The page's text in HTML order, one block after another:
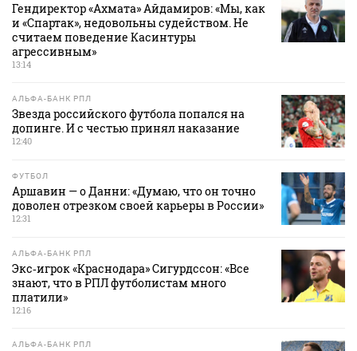
Гендиректор «Ахмата» Айдамиров: «Мы, как
и «Спартак», недовольны судейством. Не
считаем поведение Касинтуры
агрессивным»
13:14
АЛЬФА-БАНК РПЛ
Звезда российского футбола попался на
допинге. И с честью принял наказание
12:40
ФУТБОЛ
Аршавин — о Данни: «Думаю, что он точно
доволен отрезком своей карьеры в России»
12:31
АЛЬФА-БАНК РПЛ
Экс‑игрок «Краснодара» Сигурдссон: «Все
знают, что в РПЛ футболистам много
платили»
12:16
АЛЬФА-БАНК РПЛ